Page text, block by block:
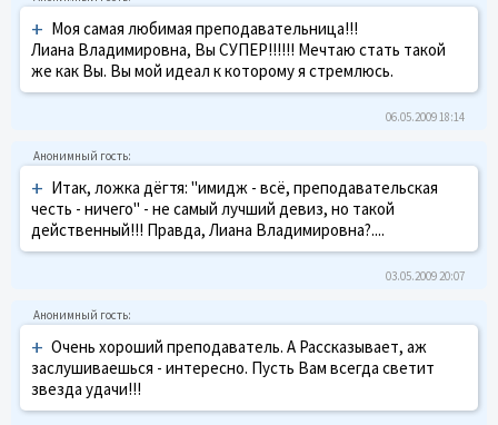
+ Моя самая любимая преподавательница!!!
Лиана Владимировна, Вы СУПЕР!!!!!! Мечтаю стать такой
же как Вы. Вы мой идеал к которому я стремлюсь.
06.05.2009 18:14
+ Итак, ложка дёгтя: "имидж - всё, преподавательская
честь - ничего" - не самый лучший девиз, но такой
действенный!!! Правда, Лиана Владимировна?....
03.05.2009 20:07
+ Очень хороший преподаватель. А Рассказывает, аж
заслушиваешься - интересно. Пусть Вам всегда светит
звезда удачи!!!